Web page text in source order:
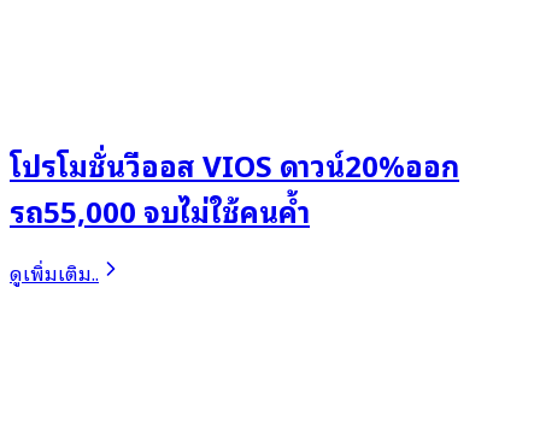
โปรโมชั่นวีออส VIOS ดาวน์20%ออก
รถ55,000 จบไม่ใช้คนค้ำ
ดูเพิ่มเติม..